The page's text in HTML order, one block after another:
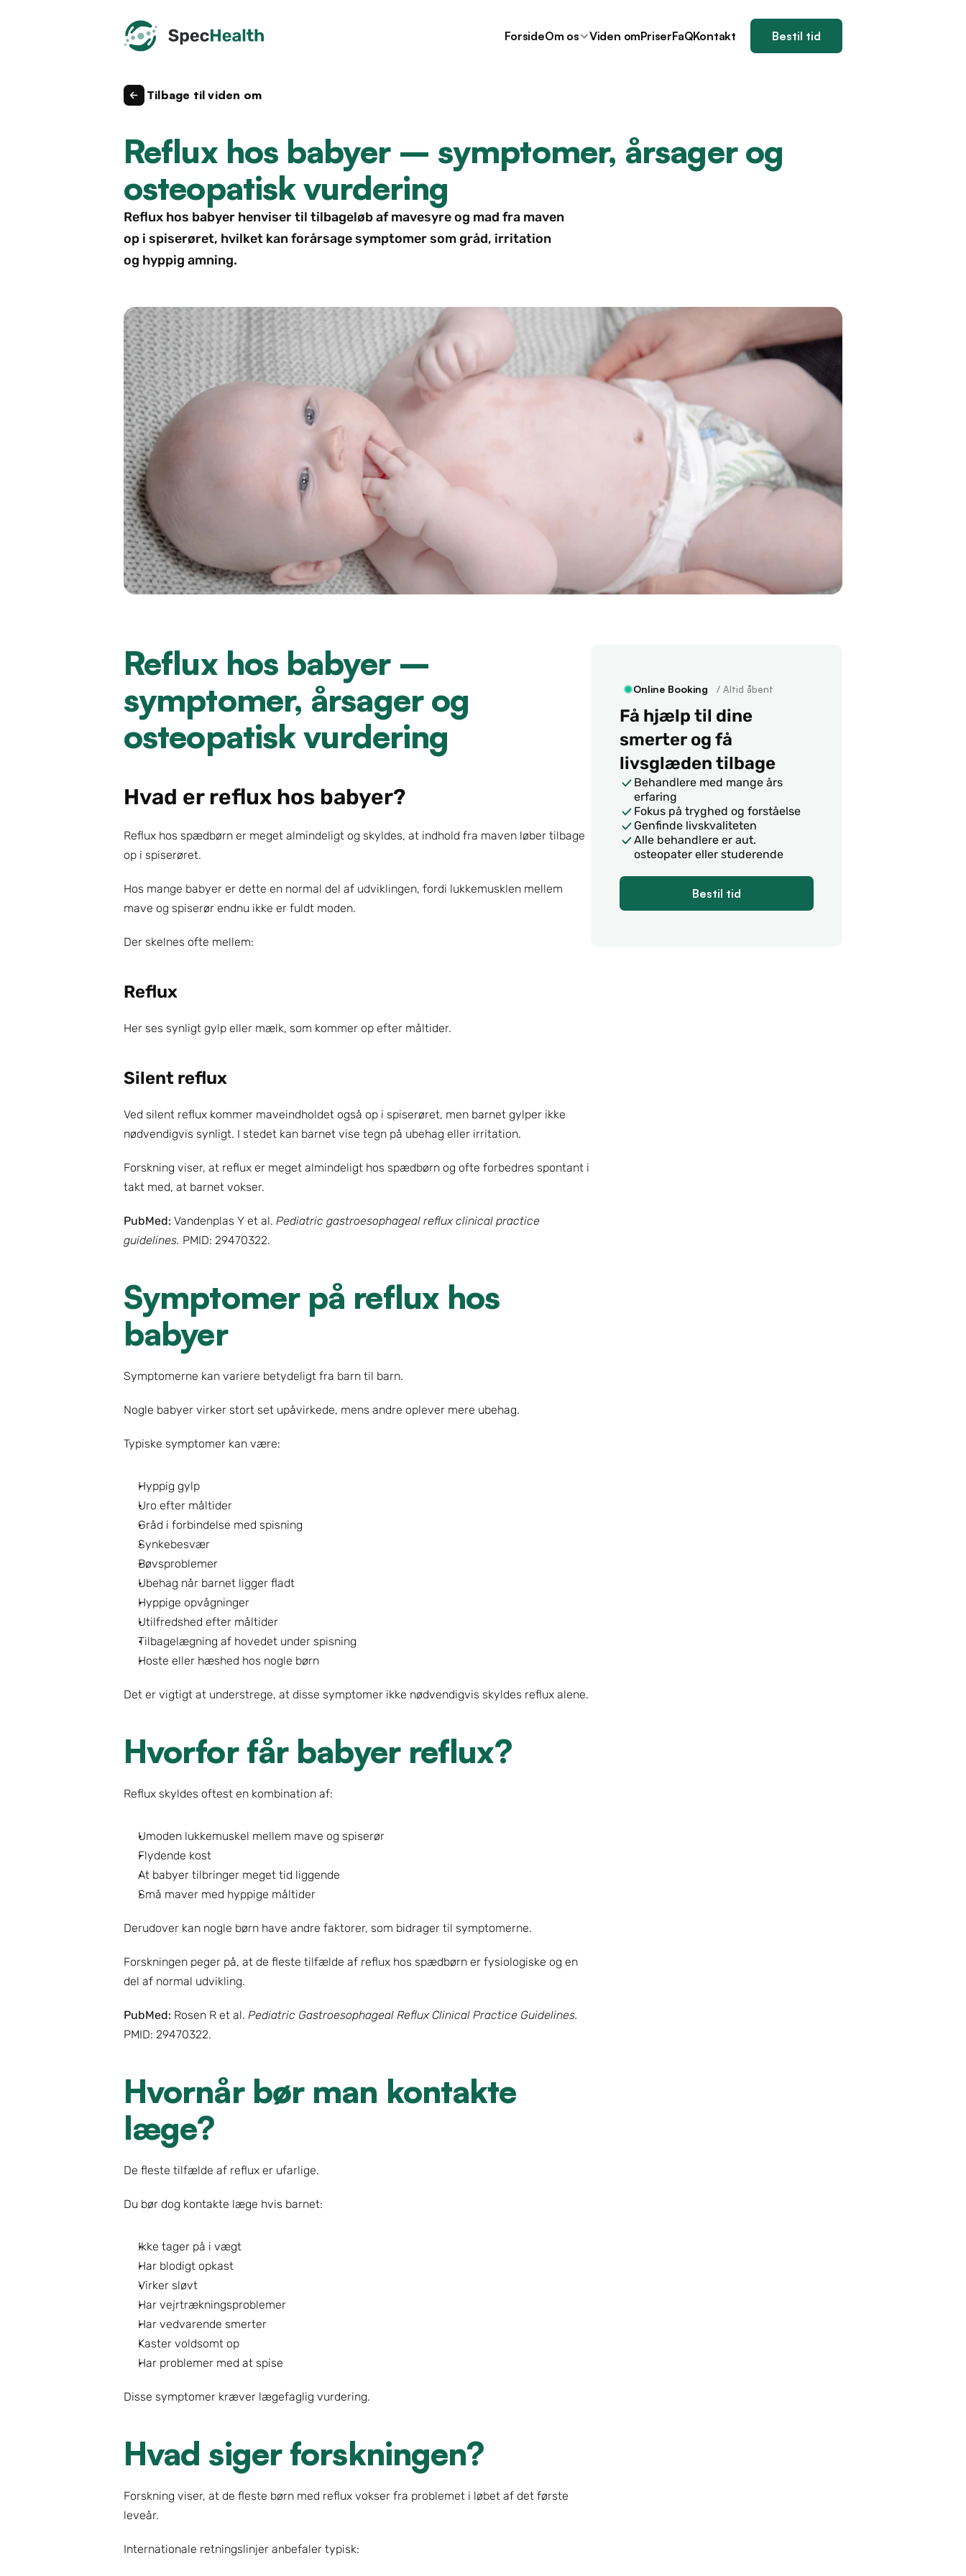
ForsideOm os Viden omPriserFaQKontakt Bestil tid
Tilbage til viden om
Reflux hos babyer – symptomer, årsager og
osteopatisk vurdering
Reflux hos babyer henviser til tilbageløb af mavesyre og mad fra maven
op i spiserøret, hvilket kan forårsage symptomer som gråd, irritation
og hyppig amning.
Reflux hos babyer –
symptomer, årsager og
osteopatisk vurdering
Hvad er reflux hos babyer?
Reflux hos spædbørn er meget almindeligt og skyldes, at indhold fra maven løber tilbage
op i spiserøret.
Hos mange babyer er dette en normal del af udviklingen, fordi lukkemusklen mellem
mave og spiserør endnu ikke er fuldt moden.
Der skelnes ofte mellem:
Reflux
Her ses synligt gylp eller mælk, som kommer op efter måltider.
Silent reflux
Ved silent reflux kommer maveindholdet også op i spiserøret, men barnet gylper ikke
nødvendigvis synligt. I stedet kan barnet vise tegn på ubehag eller irritation.
Forskning viser, at reflux er meget almindeligt hos spædbørn og ofte forbedres spontant i
takt med, at barnet vokser.
PubMed: Vandenplas Y et al. Pediatric gastroesophageal reflux clinical practice
guidelines. PMID: 29470322.
Symptomer på reflux hos
babyer
Symptomerne kan variere betydeligt fra barn til barn.
Nogle babyer virker stort set upåvirkede, mens andre oplever mere ubehag.
Typiske symptomer kan være:
Hyppig gylp
Uro efter måltider
Gråd i forbindelse med spisning
Synkebesvær
Bøvsproblemer
Ubehag når barnet ligger fladt
Hyppige opvågninger
Utilfredshed efter måltider
Tilbagelægning af hovedet under spisning
Hoste eller hæshed hos nogle børn
Det er vigtigt at understrege, at disse symptomer ikke nødvendigvis skyldes reflux alene.
Hvorfor får babyer reflux?
Reflux skyldes oftest en kombination af:
Umoden lukkemuskel mellem mave og spiserør
Flydende kost
At babyer tilbringer meget tid liggende
Små maver med hyppige måltider
Derudover kan nogle børn have andre faktorer, som bidrager til symptomerne.
Forskningen peger på, at de fleste tilfælde af reflux hos spædbørn er fysiologiske og en
del af normal udvikling.
PubMed: Rosen R et al. Pediatric Gastroesophageal Reflux Clinical Practice Guidelines.
PMID: 29470322.
Hvornår bør man kontakte
læge?
De fleste tilfælde af reflux er ufarlige.
Du bør dog kontakte læge hvis barnet:
Ikke tager på i vægt
Har blodigt opkast
Virker sløvt
Har vejrtrækningsproblemer
Har vedvarende smerter
Kaster voldsomt op
Har problemer med at spise
Disse symptomer kræver lægefaglig vurdering.
Hvad siger forskningen?
Forskning viser, at de fleste børn med reflux vokser fra problemet i løbet af det første
leveår.
Internationale retningslinjer anbefaler typisk:
Online Booking
   / Altid åbent
Få hjælp til dine
smerter og få
livsglæden tilbage
Behandlere med mange års
erfaring
Fokus på tryghed og forståelse
Genfinde livskvaliteten
Alle behandlere er aut.
osteopater eller studerende
Bestil tid